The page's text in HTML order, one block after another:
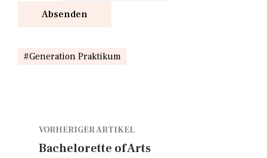
Generation Praktikum
VORHERIGER ARTIKEL
Bachelorette of Arts